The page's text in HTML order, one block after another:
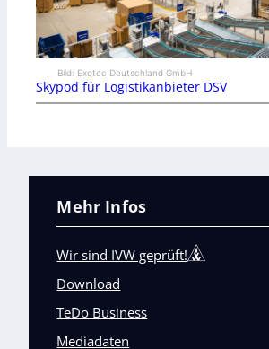
Bild: Exotec Deutschland GmbH
Skypod für Logistikanbieter DSV
Mehr Infos
Wir sind IVW geprüft!
Download
TeDo Business
Mediadaten